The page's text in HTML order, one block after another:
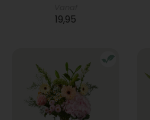
19,95